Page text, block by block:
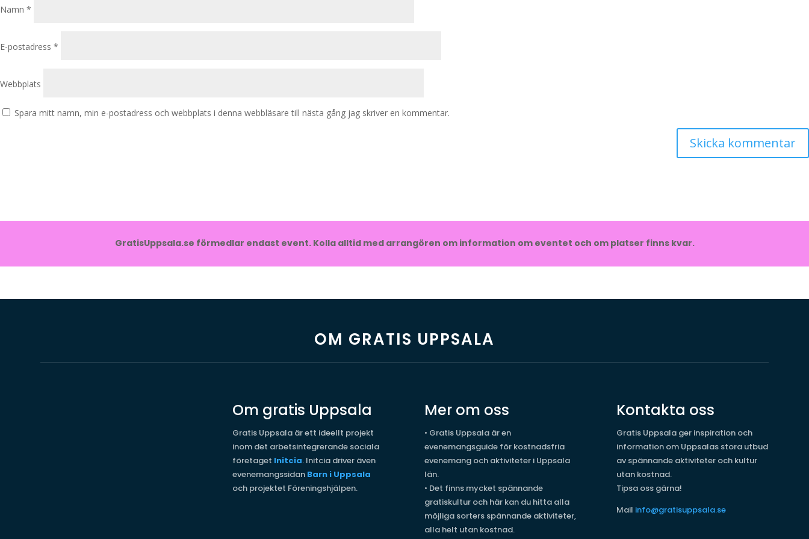
Namn *
E-postadress *
Webbplats
Spara mitt namn, min e-postadress och webbplats i denna webbläsare till nästa gång jag skriver en kommentar.
GratisUppsala.se förmedlar endast event. Kolla alltid med arrangören om information om eventet och om platser finns kvar.
OM GRATIS UPPSALA
Om gratis Uppsala
Gratis Uppsala är ett ideellt projekt
inom det arbetsintegrerande sociala
företaget Initcia. Initcia driver även
evenemangssidan Barn i Uppsala
och projektet Föreningshjälpen.
Mer om oss
• Gratis Uppsala är en
evenemangsguide för kostnadsfria
evenemang och aktiviteter i Uppsala
län.
• Det finns mycket spännande
gratiskultur och här kan du hitta alla
möjliga sorters spännande aktiviteter,
alla helt utan kostnad.
Kontakta oss
Gratis Uppsala ger inspiration och
information om Uppsalas stora utbud
av spännande aktiviteter och kultur
utan kostnad.
Tipsa oss gärna!
Mail info@gratisuppsala.se